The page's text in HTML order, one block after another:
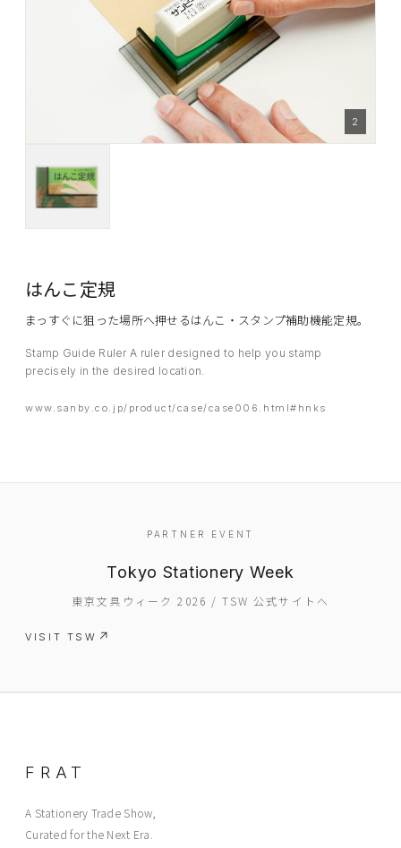
2
はんこ定規
まっすぐに狙った場所へ押せるはんこ・スタンプ補助機能定規。
Stamp Guide Ruler A ruler designed to help you stamp
precisely in the desired location.
www.sanby.co.jp/product/case/case006.html#hnks
PARTNER EVENT
Tokyo Stationery Week
東京文具ウィーク 2026 / TSW 公式サイトへ
VISIT TSW
FRAT
A Stationery Trade Show,
Curated for the Next Era.